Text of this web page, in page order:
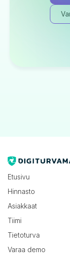
Etusivu
Hinnasto
Asiakkaat
Tiimi
Tietoturva
Varaa demo